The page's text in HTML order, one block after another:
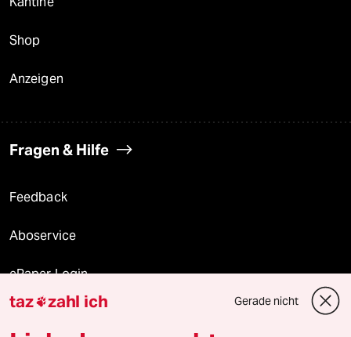
Shop
Anzeigen
Fragen & Hilfe
Feedback
Aboservice
ePaper Login
Downloads für Abonnierende
taz zahl ich Gerade nicht